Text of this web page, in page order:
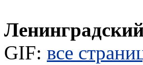
GIF: все